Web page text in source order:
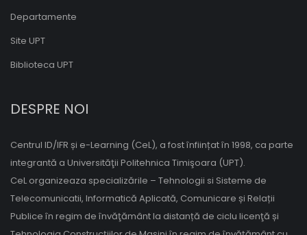
Departamente
Site UPT
Biblioteca UPT
DESPRE NOI
Centrul ID/IFR și e-Learning (CeL), a fost înființat în 1998, ca parte
integrantă a Universităţii Politehnica Timişoara (UPT).
CeL organizeaza specializările – Tehnologii si Sisteme de
Telecomunicatii, Informatică Aplicată, Comunicare și Relații
Publice în regim de învăţământ la distanță de ciclu licenţă și